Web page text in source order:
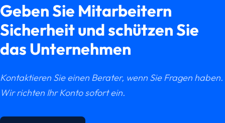
Geben Sie Mitarbeitern
Sicherheit und schützen Sie
das Unternehmen
Kontaktieren Sie einen Berater, wenn Sie Fragen haben.
Wir richten Ihr Konto sofort ein.